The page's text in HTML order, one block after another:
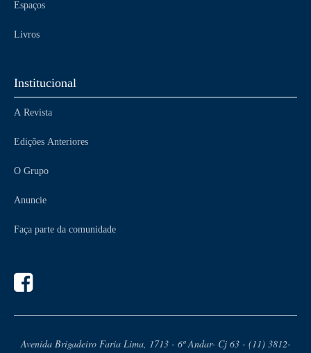
Espaços
Livros
Institucional
A Revista
Edições Anteriores
O Grupo
Anuncie
Faça parte da comunidade
Avenida Brigadeiro Faria Lima, 1713 - 6º Andar- Cj 63 - (11) 3812-